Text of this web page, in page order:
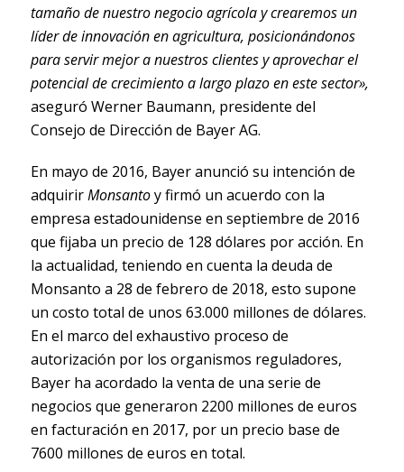
tamaño de nuestro negocio agrícola y crearemos un
líder de innovación en agricultura, posicionándonos
para servir mejor a nuestros clientes y aprovechar el
potencial de crecimiento a largo plazo en este sector»,
aseguró Werner Baumann, presidente del
Consejo de Dirección de Bayer AG.
En mayo de 2016, Bayer anunció su intención de
adquirirMonsantoy firmó un acuerdo con la
empresa estadounidense en septiembre de 2016
que fijaba un precio de 128 dólares por acción. En
la actualidad, teniendo en cuenta la deuda de
Monsanto a 28 de febrero de 2018, esto supone
un costo total de unos 63.000 millones de dólares.
En el marco del exhaustivo proceso de
autorización por los organismos reguladores,
Bayer ha acordado la venta de una serie de
negocios que generaron 2200 millones de euros
en facturación en 2017, por un precio base de
7600 millones de euros en total.